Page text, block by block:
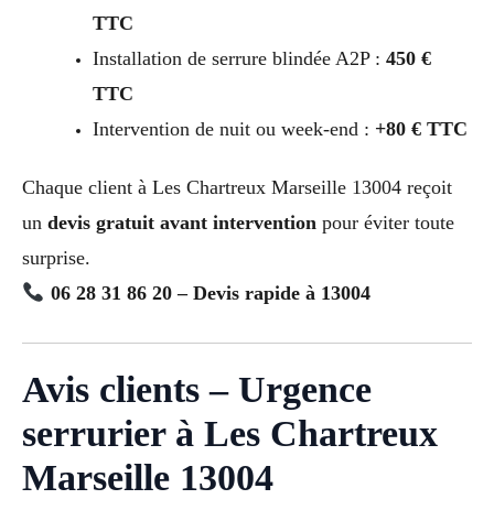
TTC
Installation de serrure blindée A2P : 450 €
TTC
Intervention de nuit ou week-end : +80 € TTC
Chaque client à Les Chartreux Marseille 13004 reçoit
un devis gratuit avant intervention pour éviter toute
surprise.
06 28 31 86 20 – Devis rapide à 13004
Avis clients – Urgence
serrurier à Les Chartreux
Marseille 13004